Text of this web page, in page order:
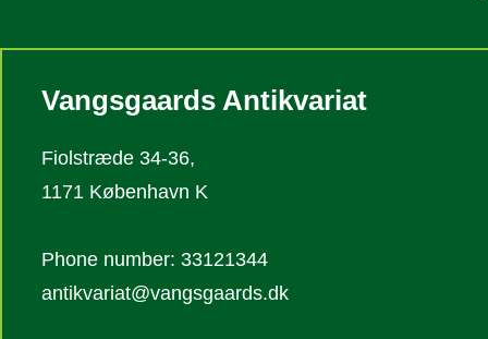
Vangsgaards Antikvariat
Fiolstræde 34-36,
1171 København K
Phone number: 33121344
antikvariat@vangsgaards.dk